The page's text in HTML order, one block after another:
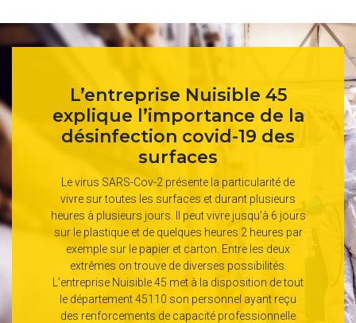
L’entreprise Nuisible 45
explique l’importance de la
désinfection covid-19 des
surfaces
Le virus SARS-Cov-2 présente la particularité de
vivre sur toutes les surfaces et durant plusieurs
heures à plusieurs jours. Il peut vivre jusqu’à 6 jours
sur le plastique et de quelques heures 2 heures par
exemple sur le papier et carton. Entre les deux
extrêmes on trouve de diverses possibilités.
L’entreprise Nuisible 45 met à la disposition de tout
le département 45110 son personnel ayant reçu
des renforcements de capacité professionnelle